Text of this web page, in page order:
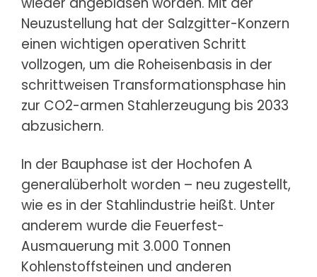
Neuzustellung hat der Salzgitter-Konzern
einen wichtigen operativen Schritt
vollzogen, um die Roheisenbasis in der
schrittweisen Transformationsphase hin
zur CO2-armen Stahlerzeugung bis 2033
abzusichern.
In der Bauphase ist der Hochofen A
generalüberholt worden – neu zugestellt,
wie es in der Stahlindustrie heißt. Unter
anderem wurde die Feuerfest-
Ausmauerung mit 3.000 Tonnen
Kohlenstoffsteinen und anderen